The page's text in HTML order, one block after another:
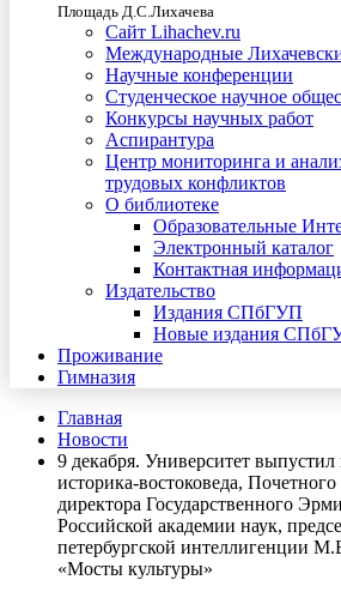
Площадь Д.С.Лихачева
Сайт Lihachev.ru
Международные
Научные конференции
Студенческое научное
Конкурсы научных работ
Аспирантура
Центр мониторинга и
трудовых конфликтов
О библиотеке
Образовательные
Электронный каталог
Контактная
Издательство
Издания СПбГУП
Новые издания
Проживание
Гимназия
Главная
Новости
9 декабря. Университет
историка-востоковеда,
директора Государственного
Российской академии наук,
петербургской интеллигенции
«Мосты культуры»